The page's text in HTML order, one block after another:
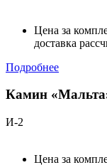
Цена за
доставка
Подробнее
Камин
И-2
Цена за